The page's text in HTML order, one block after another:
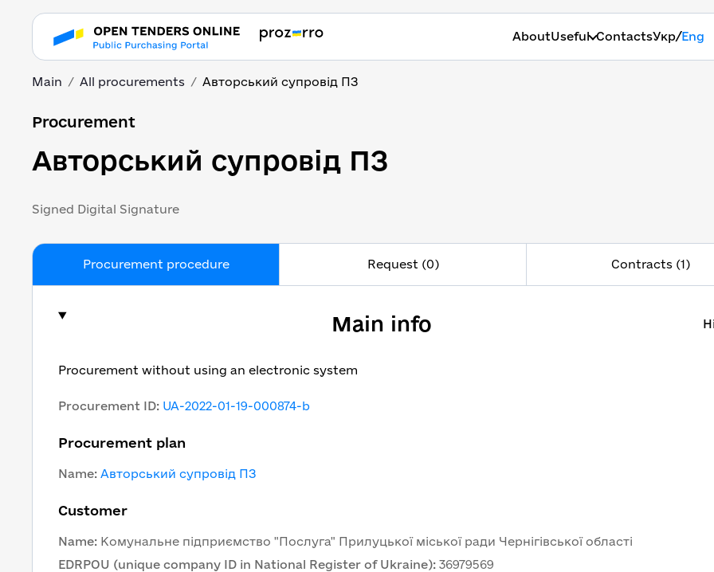
AboutUseful ContactsУкр/Eng
Main All procurements Авторський супровід ПЗ
Авторський супровід ПЗ
Procurement
Авторський супровід ПЗ
Signed Digital Signature
Procurement procedure Request (0) Contracts (1)
Main info
Procurement without using an electronic system
Procurement ID: UA-2022-01-19-000874-b
Procurement plan
Name: Авторський супровід ПЗ
Customer
Name: Комунальне підприємство "Послуга" Прилуцької міської ради Чернігівської області
EDRPOU (unique company ID in National Register of Ukraine): 36979569